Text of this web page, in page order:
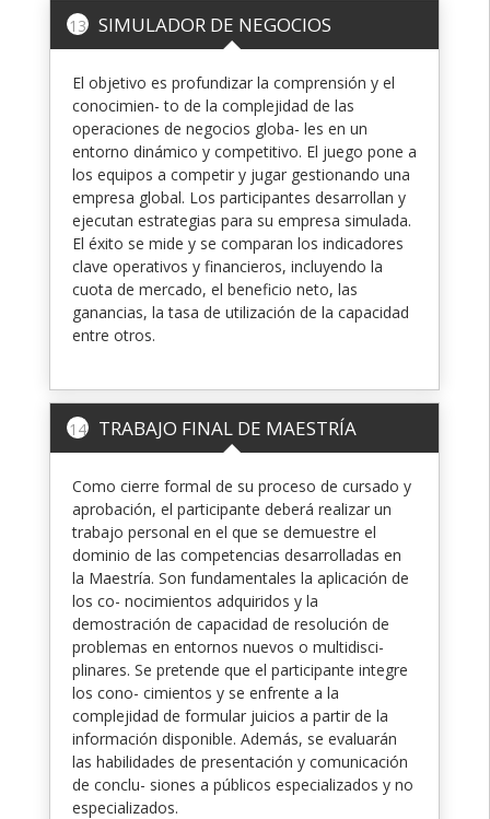
13 SIMULADOR DE NEGOCIOS
El objetivo es profundizar la comprensión y el
conocimien- to de la complejidad de las
operaciones de negocios globa- les en un
entorno dinámico y competitivo. El juego pone a
los equipos a competir y jugar gestionando una
empresa global. Los participantes desarrollan y
ejecutan estrategias para su empresa simulada.
El éxito se mide y se comparan los indicadores
clave operativos y financieros, incluyendo la
cuota de mercado, el beneficio neto, las
ganancias, la tasa de utilización de la capacidad
entre otros.
14 TRABAJO FINAL DE MAESTRÍA
Como cierre formal de su proceso de cursado y
aprobación, el participante deberá realizar un
trabajo personal en el que se demuestre el
dominio de las competencias desarrolladas en
la Maestría. Son fundamentales la aplicación de
los co- nocimientos adquiridos y la
demostración de capacidad de resolución de
problemas en entornos nuevos o multidisci-
plinares. Se pretende que el participante integre
los cono- cimientos y se enfrente a la
complejidad de formular juicios a partir de la
información disponible. Además, se evaluarán
las habilidades de presentación y comunicación
de conclu- siones a públicos especializados y no
especializados.